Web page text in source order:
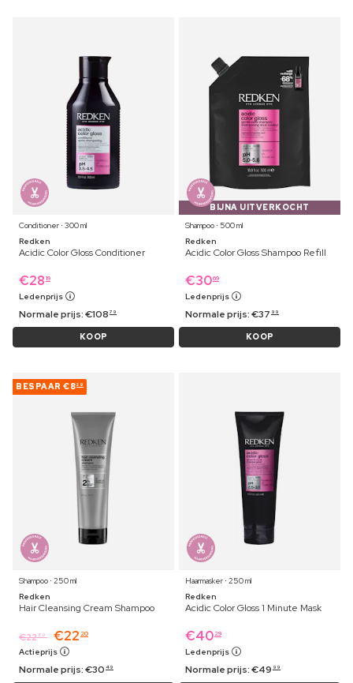
Conditioner ⋅ 300 ml
Redken
Acidic Color Gloss Conditioner
€28 19
Ledenprijs
Normale prijs:€108 79
KOOP
BIJNA UITVERKOCHT
Shampoo ⋅ 500 ml
Redken
Acidic Color Gloss Shampoo Refill
€3069
Ledenprijs
Normale prijs:€37 99
KOOP
BESPAAR €829
Shampoo ⋅ 250 ml
Redken
Hair Cleansing Cream Shampoo
€22 89 €22 20
Actieprijs
Normale prijs:€30 49
Haarmasker ⋅ 250 ml
Redken
Acidic Color Gloss 1 Minute Mask
€40 29
Ledenprijs
Normale prijs:€49 99